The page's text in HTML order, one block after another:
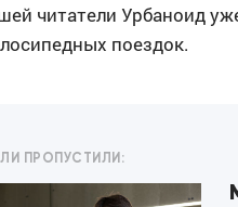
читатели Урбаноид
поездок.
ПРОПУСТИЛИ: